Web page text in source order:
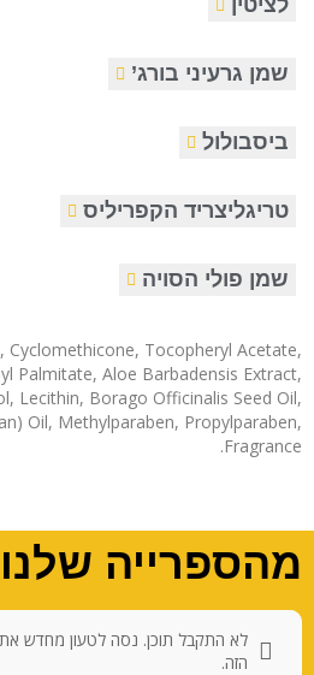
לציטין
שמן גרעיני בורג’
ביסבולול
טריגליצריד הקפריליס
שמן פולי הסויה
Cyclomethicone, Tocopheryl Acetate,
Palmitate, Aloe Barbadensis Extract,
Lecithin, Borago Officinalis Seed Oil,
Oil, Methylparaben, Propylparaben,
Fragrance.
מהספרייה שלנו
לא התקבל תוכן. נסה לטעון מחדש
הזה.